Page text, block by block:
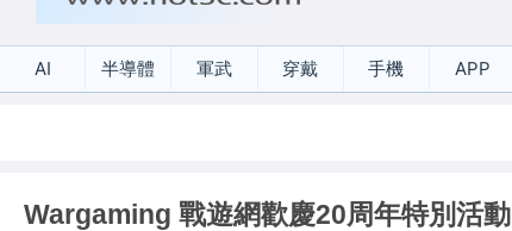
AI 半導體 軍武 穿戴 手機 APP
Wargaming 戰遊網歡慶20周年特別活動